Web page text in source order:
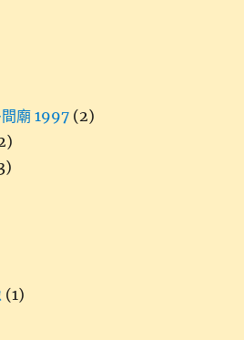
廟 1997 (2)
(1)